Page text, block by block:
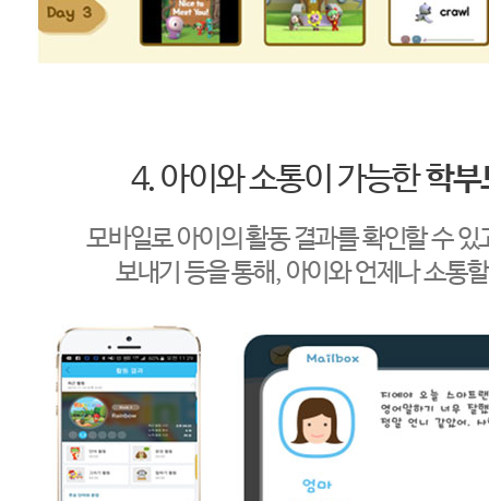
4. 아이와 소통이 가능한학부
모바일로 아이의 활동 결과를 확인할 수 있
보내기 등을 통해, 아이와 언제나 소통